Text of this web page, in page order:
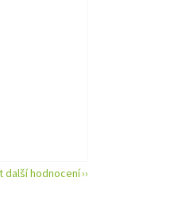
další hodnocení